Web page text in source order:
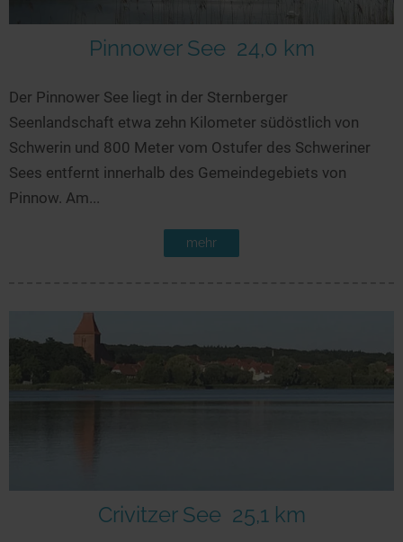
Pinnower See 24,0 km
Der Pinnower See liegt in der Sternberger
Seenlandschaft etwa zehn Kilometer südöstlich von
Schwerin und 800 Meter vom Ostufer des Schweriner
Sees entfernt innerhalb des Gemeindegebiets von
Pinnow. Am...
mehr
Crivitzer See 25,1 km